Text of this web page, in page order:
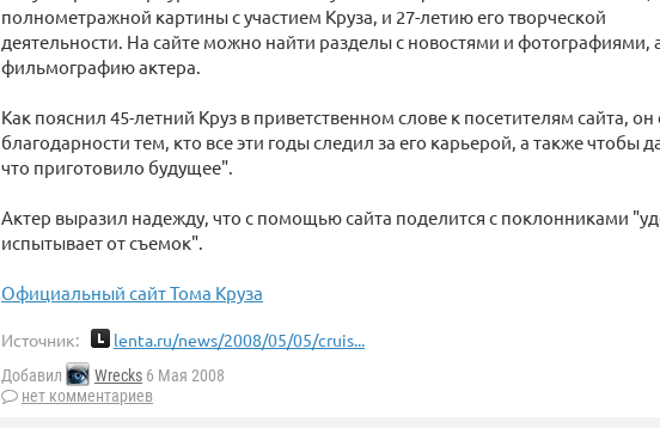
полнометражной картины с участием Круза, и 27-летию его творческой
деятельности. На сайте можно найти разделы с новостями и фотографиями,
фильмографию актера.
Как пояснил 45-летний Круз в приветственном слове к посетителям сайта, он
благодарности тем, кто все эти годы следил за его карьерой, а также чтобы
что приготовило будущее".
Актер выразил надежду, что с помощью сайта поделится с поклонниками
испытывает от съемок".
Официальный сайт Тома Круза
Источник: lenta.ru/news/2008/05/05/cruis...
Добавил Wrecks 6 Мая 2008
нет комментариев